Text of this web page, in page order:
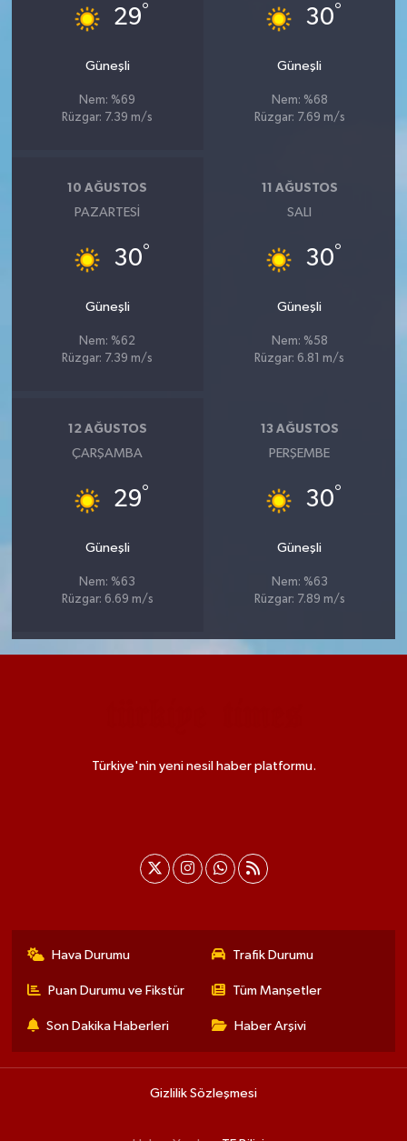
29°
Güneşli
Nem: %69
Rüzgar: 7.39 m/s
30°
Güneşli
Nem: %68
Rüzgar: 7.69 m/s
10 AĞUSTOS
PAZARTESI
30°
Güneşli
Nem: %62
Rüzgar: 7.39 m/s
11 AĞUSTOS
SALI
30°
Güneşli
Nem: %58
Rüzgar: 6.81 m/s
12 AĞUSTOS
ÇARŞAMBA
29°
Güneşli
Nem: %63
Rüzgar: 6.69 m/s
13 AĞUSTOS
PERŞEMBE
30°
Güneşli
Nem: %63
Rüzgar: 7.89 m/s
Türkiye'nin yeni nesil haber platformu.
Hava Durumu Trafik Durumu
Puan Durumu ve Fikstür Tüm Manşetler
Son Dakika Haberleri Haber Arşivi
Gizlilik Sözleşmesi